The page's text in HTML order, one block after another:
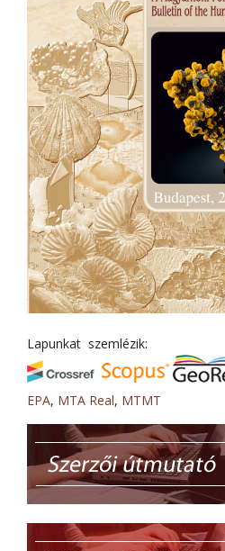
Lapunkat szemlézik:
EPA, MTA Real, MTMT